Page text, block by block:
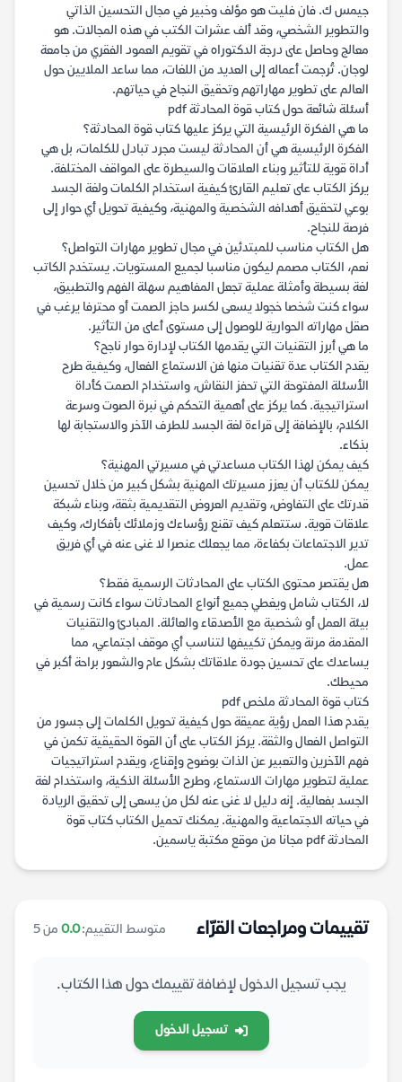
جيمس ك. فان فليت هو مؤلف وخبير في مجال التحسين الذاتي
والتطوير الشخصي، وقد ألف عشرات الكتب في هذه المجالات. هو
معالج وحاصل على درجة الدكتوراه في تقويم العمود الفقري من جامعة
لوجان. تُرجمت أعماله إلى العديد من اللغات، مما ساعد الملايين حول
العالم على تطوير مهاراتهم وتحقيق النجاح في حياتهم.
أسئلة شائعة حول كتاب قوة المحادثة pdf
ما هي الفكرة الرئيسية التي يركز عليها كتاب قوة المحادثة؟
الفكرة الرئيسية هي أن المحادثة ليست مجرد تبادل للكلمات، بل هي
أداة قوية للتأثير وبناء العلاقات والسيطرة على المواقف المختلفة.
يركز الكتاب على تعليم القارئ كيفية استخدام الكلمات ولغة الجسد
بوعي لتحقيق أهدافه الشخصية والمهنية، وكيفية تحويل أي حوار إلى
فرصة للنجاح.
هل الكتاب مناسب للمبتدئين في مجال تطوير مهارات التواصل؟
نعم، الكتاب مصمم ليكون مناسبا لجميع المستويات. يستخدم الكاتب
لغة بسيطة وأمثلة عملية تجعل المفاهيم سهلة الفهم والتطبيق،
سواء كنت شخصا خجولا يسعى لكسر حاجز الصمت أو محترفا يرغب في
صقل مهاراته الحوارية للوصول إلى مستوى أعلى من التأثير.
ما هي أبرز التقنيات التي يقدمها الكتاب لإدارة حوار ناجح؟
يقدم الكتاب عدة تقنيات منها فن الاستماع الفعال، وكيفية طرح
الأسئلة المفتوحة التي تحفز النقاش، واستخدام الصمت كأداة
استراتيجية. كما يركز على أهمية التحكم في نبرة الصوت وسرعة
الكلام، بالإضافة إلى قراءة لغة الجسد للطرف الآخر والاستجابة لها
بذكاء.
كيف يمكن لهذا الكتاب مساعدتي في مسيرتي المهنية؟
يمكن للكتاب أن يعزز مسيرتك المهنية بشكل كبير من خلال تحسين
قدرتك على التفاوض، وتقديم العروض التقديمية بثقة، وبناء شبكة
علاقات قوية. ستتعلم كيف تقنع رؤساءك وزملائك بأفكارك، وكيف
تدير الاجتماعات بكفاءة، مما يجعلك عنصرا لا غنى عنه في أي فريق
عمل.
هل يقتصر محتوى الكتاب على المحادثات الرسمية فقط؟
لا، الكتاب شامل ويغطي جميع أنواع المحادثات سواء كانت رسمية في
بيئة العمل أو شخصية مع الأصدقاء والعائلة. المبادئ والتقنيات
المقدمة مرنة ويمكن تكييفها لتناسب أي موقف اجتماعي، مما
يساعدك على تحسين جودة علاقاتك بشكل عام والشعور براحة أكبر في
محيطك.
كتاب قوة المحادثة ملخص pdf
يقدم هذا العمل رؤية عميقة حول كيفية تحويل الكلمات إلى جسور من
التواصل الفعال والثقة. يركز الكتاب على أن القوة الحقيقية تكمن في
فهم الآخرين والتعبير عن الذات بوضوح وإقناع، ويقدم استراتيجيات
عملية لتطوير مهارات الاستماع، وطرح الأسئلة الذكية، واستخدام لغة
الجسد بفعالية. إنه دليل لا غنى عنه لكل من يسعى إلى تحقيق الريادة
في حياته الاجتماعية والمهنية. يمكنك تحميل الكتاب كتاب قوة
المحادثة pdf مجانا من موقع مكتبة ياسمين.
تقييمات ومراجعات القرّاء متوسط التقييم:0.0 من 5
يجب تسجيل الدخول لإضافة تقييمك حول هذا الكتاب.
تسجيل الدخول